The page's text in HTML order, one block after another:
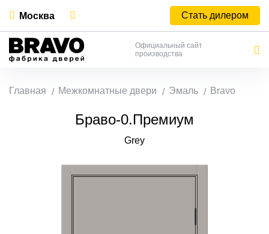
Москва Стать дилером
Официальный сайт
производства
Главная Межкомнатные двери Эмаль Bravo
Браво-0.Премиум
Grey